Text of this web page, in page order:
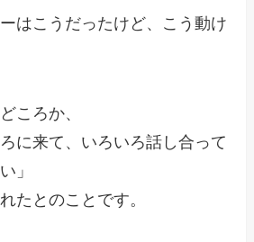
はこうだったけど、こう動け
ころか、
に来て、いろいろ話し合って
」
たとのことです。